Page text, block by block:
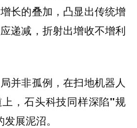
长的叠加，凸显出传统增
递减，折射出增收不增利
并非孤例，在扫地机器人
， 石头科技同样深陷"规
展泥沼。